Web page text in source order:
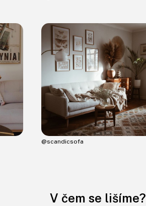
@scandicsofa
V čem se lišíme?